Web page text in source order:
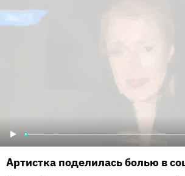
Артистка поделилась болью в